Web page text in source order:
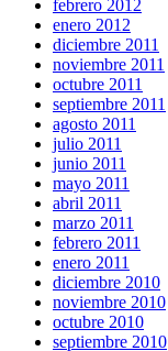
febrero 2012
enero 2012
diciembre 2011
noviembre 2011
octubre 2011
septiembre 2011
agosto 2011
julio 2011
junio 2011
mayo 2011
abril 2011
marzo 2011
febrero 2011
enero 2011
diciembre 2010
noviembre 2010
octubre 2010
septiembre 2010